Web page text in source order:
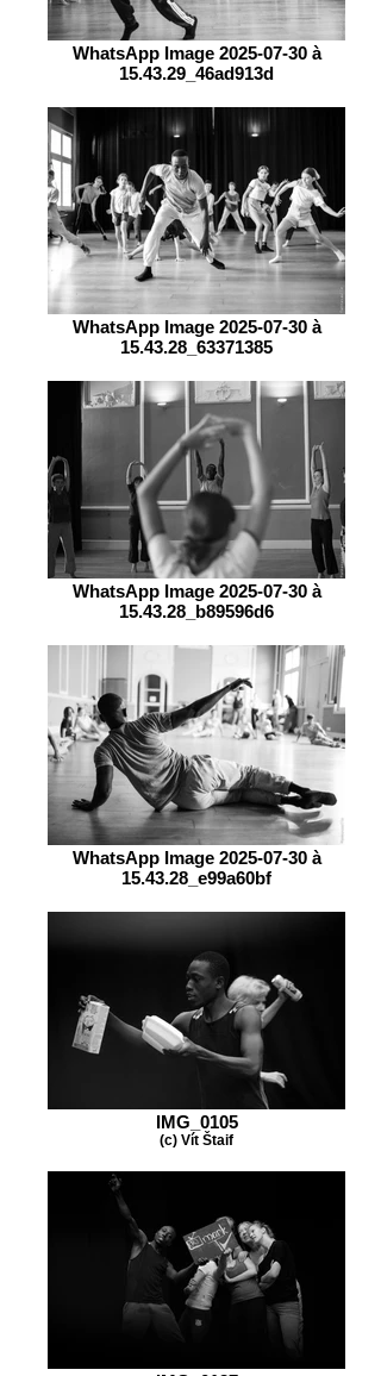
WhatsApp Image 2025-07-30 à
15.43.29_46ad913d
WhatsApp Image 2025-07-30 à
15.43.28_63371385
WhatsApp Image 2025-07-30 à
15.43.28_b89596d6
WhatsApp Image 2025-07-30 à
15.43.28_e99a60bf
IMG_0105
(c) Vít Štaif